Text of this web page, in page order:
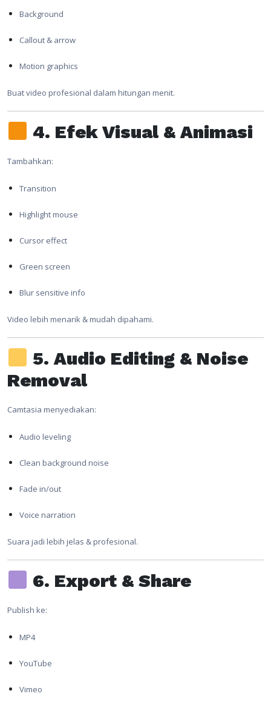
Background
Callout & arrow
Motion graphics
Buat video profesional dalam hitungan menit.
4. Efek Visual & Animasi
Tambahkan:
Transition
Highlight mouse
Cursor effect
Green screen
Blur sensitive info
Video lebih menarik & mudah dipahami.
5. Audio Editing & Noise
Removal
Camtasia menyediakan:
Audio leveling
Clean background noise
Fade in/out
Voice narration
Suara jadi lebih jelas & profesional.
6. Export & Share
Publish ke:
MP4
YouTube
Vimeo